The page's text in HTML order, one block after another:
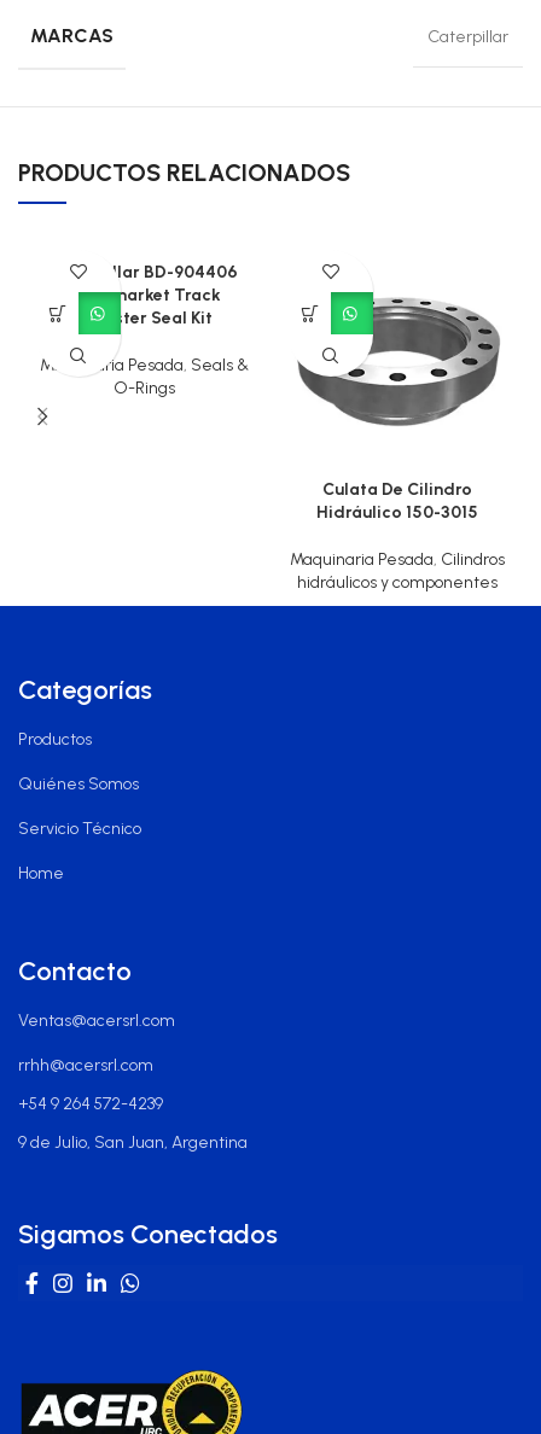
MARCAS Caterpillar
PRODUCTOS RELACIONADOS
Caterpillar BD-904406
Aftermarket Track
Adjuster Seal Kit
Maquinaria Pesada, Seals &
O-Rings
Culata De Cilindro
Hidráulico 150-3015
Maquinaria Pesada, Cilindros
hidráulicos y componentes
Categorías
Productos
Quiénes Somos
Servicio Técnico
Home
Contacto
Ventas@acersrl.com
rrhh@acersrl.com
+54 9 264 572-4239
9 de Julio, San Juan, Argentina
Sigamos Conectados